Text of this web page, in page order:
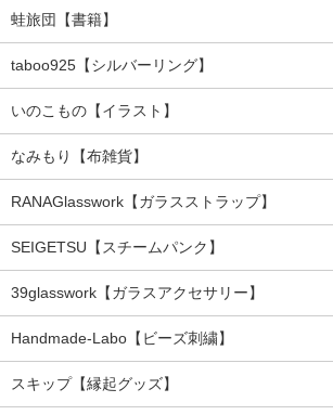
蛙旅団【書籍】
taboo925【シルバーリング】
いのこもの【イラスト】
なみもり【布雑貨】
RANAGlasswork【ガラスストラップ】
SEIGETSU【スチームパンク】
39glasswork【ガラスアクセサリー】
Handmade-Labo【ビーズ刺繍】
スキップ【縁起グッズ】